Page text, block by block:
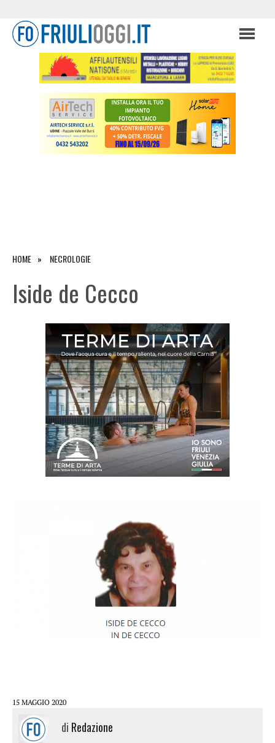
HOME NECROLOGIE
Iside de Cecco
15 MAGGIO 2020
di Redazione